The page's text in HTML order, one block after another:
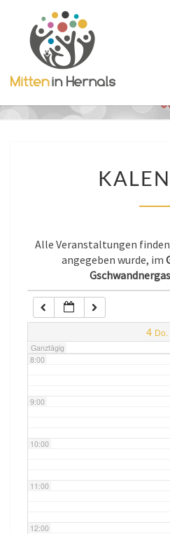
Alle Veranstaltungen
angegeben wurde, im
4 Do.
Ganztägig
0:00
1:00
2:00
7:00
8:00
9:00
10:00
11:00
12:00